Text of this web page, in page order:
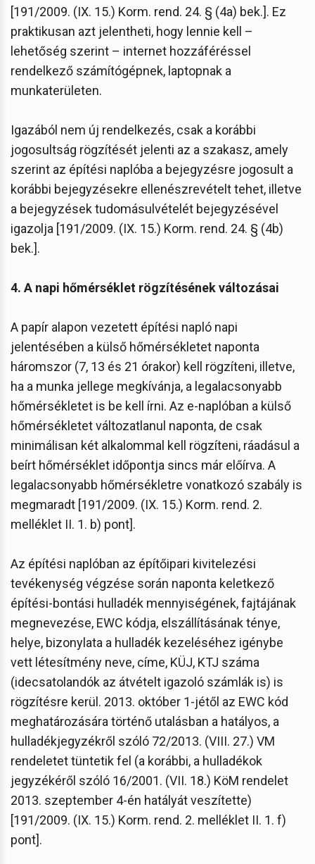
[191/2009. (IX. 15.) Korm. rend. 24. § (4a) bek.]. Ez
praktikusan azt jelentheti, hogy lennie kell –
lehetőség szerint – internet hozzáféréssel
rendelkező számítógépnek, laptopnak a
munkaterületen.
Igazából nem új rendelkezés, csak a korábbi
jogosultság rögzítését jelenti az a szakasz, amely
szerint az építési naplóba a bejegyzésre jogosult a
korábbi bejegyzésekre ellenészrevételt tehet, illetve
a bejegyzések tudomásulvételét bejegyzésével
igazolja [191/2009. (IX. 15.) Korm. rend. 24. § (4b)
bek.].
4. A napi hőmérséklet rögzítésének változásai
A papír alapon vezetett építési napló napi
jelentésében a külső hőmérsékletet naponta
háromszor (7, 13 és 21 órakor) kell rögzíteni, illetve,
ha a munka jellege megkívánja, a legalacsonyabb
hőmérsékletet is be kell írni. Az e-naplóban a külső
hőmérsékletet változatlanul naponta, de csak
minimálisan két alkalommal kell rögzíteni, ráadásul a
beírt hőmérséklet időpontja sincs már előírva. A
legalacsonyabb hőmérsékletre vonatkozó szabály is
megmaradt [191/2009. (IX. 15.) Korm. rend. 2.
melléklet II. 1. b) pont].
Az építési naplóban az építőipari kivitelezési
tevékenység végzése során naponta keletkező
építési-bontási hulladék mennyiségének, fajtájának
megnevezése, EWC kódja, elszállításának ténye,
helye, bizonylata a hulladék kezeléséhez igénybe
vett létesítmény neve, címe, KÜJ, KTJ száma
(idecsatolandók az átvételt igazoló számlák is) is
rögzítésre kerül. 2013. október 1-jétől az EWC kód
meghatározására történő utalásban a hatályos, a
hulladékjegyzékről szóló 72/2013. (VIII. 27.) VM
rendeletet tüntetik fel (a korábbi, a hulladékok
jegyzékéről szóló 16/2001. (VII. 18.) KöM rendelet
2013. szeptember 4-én hatályát veszítette)
[191/2009. (IX. 15.) Korm. rend. 2. melléklet II. 1. f)
pont].